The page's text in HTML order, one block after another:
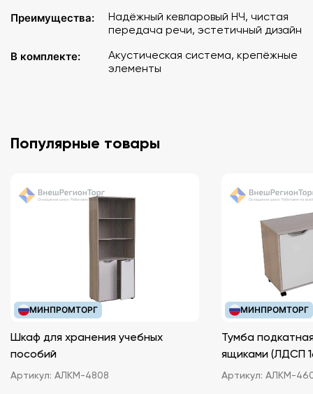
Преимущества:
Надёжный кевларовый НЧ, чистая
передача речи, эстетичный дизайн
В комплекте:
Акустическая система, крепёжные
элементы
Популярные товары
МИНПРОМТОРГ
Шкаф для хранения учебных
пособий
Артикул: АЛКМ-4808
МИНПРОМТОРГ
Тумба
ящиками
Артикул: АЛКМ-